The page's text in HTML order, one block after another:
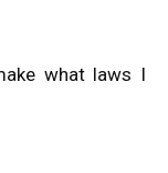
what laws I